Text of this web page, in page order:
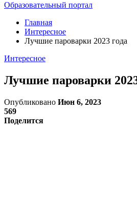
Образовательный портал
Главная
Интересное
Лучшие пароварки 2023 года
Интересное
Лучшие пароварки
Опубликовано Июн 6, 2023
569
Поделится